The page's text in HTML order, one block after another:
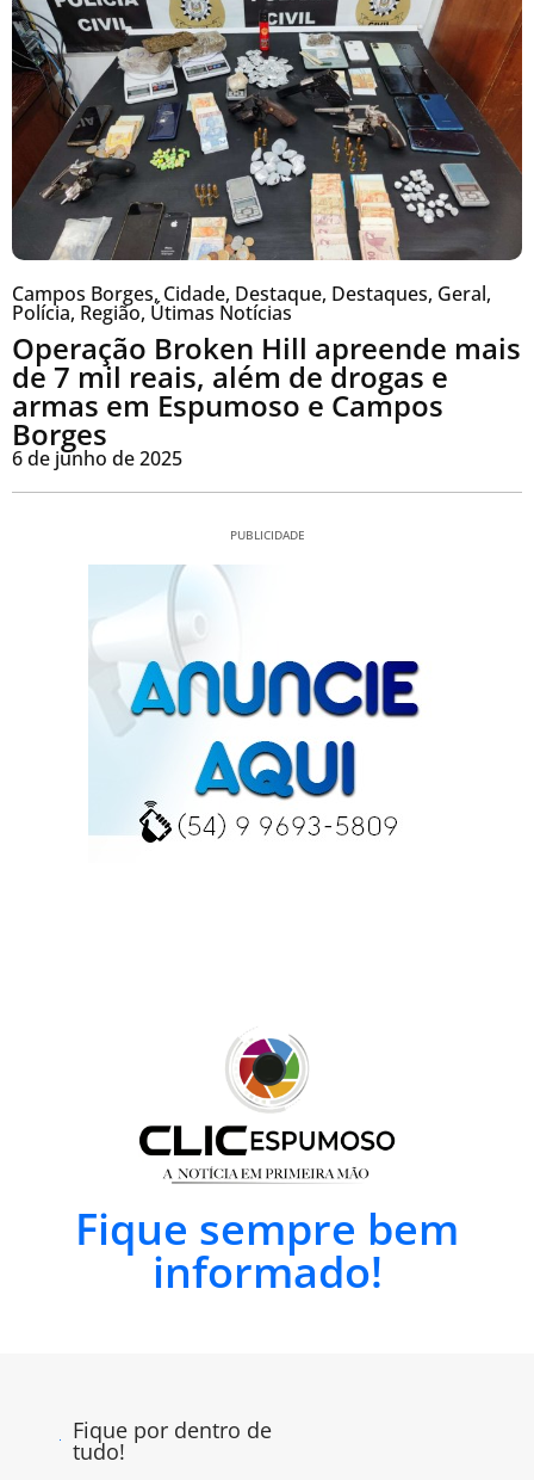
Campos Borges,Cidade, Destaque, Destaques, Geral,
Polícia, Região, Útimas Notícias
Operação Broken Hill apreende mais
de 7 mil reais, além de drogas e
armas em Espumoso e Campos
Borges
6 de junho de 2025
PUBLICIDADE
Fique sempre bem
informado!
Fique por dentro de
tudo!